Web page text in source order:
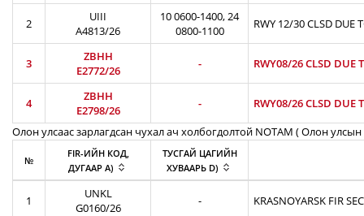
2
UIII
A4813/26
10 0600-1400, 24
0800-1100
RWY 12/30 CLSD DUE
3
ZBHH
E2772/26
- RWY08/26 CLSD DUE
4
ZBHH
E2798/26
-
RWY08/26 CLSD DUE
Олон улсаас зарлагдсан чухал ач холбогдолтой NOTAM ( Олон улсын
№
FIR-ИЙН КОД,
ДУГААР A)
ТУСГАЙ ЦАГИЙН
ХУВААРЬ D)
1
UNKL
G0160/26
- KRASNOYARSK FIR